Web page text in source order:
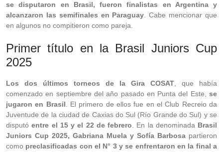
se disputaron en Brasil, fueron finalistas en Argentina y
alcanzaron las semifinales en Paraguay . Cabe mencionar que
en algunos no compitieron como pareja.
Primer título en la Brasil Juniors Cup
2025
Los dos últimos torneos de la Gira COSAT , que había
comenzado en septiembre del año pasado en Punta del Este, se
jugaron en Brasil . El primero de ellos fue en el Club Recreio da
Juventude de la ciudad de Caxias do Sul (Río Grande do Sul) y se
disputóentre el 15 y el 22 de febrero . En la denominada Brasil
Juniors Cup 2025, Gabriana Muela y Sofía Barbosa partieron
como preclasificadas con el N° 3 y se enfrentaron en la final a